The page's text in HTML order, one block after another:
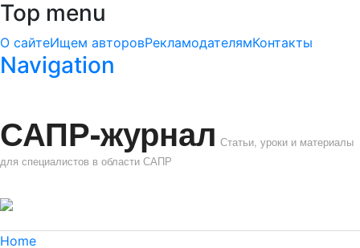
Top menu
О сайтеИщем авторовРекламодателямКонтакты
Navigation
САПР-журнал Статьи, уроки и материалы
для специалистов в области САПР
Home